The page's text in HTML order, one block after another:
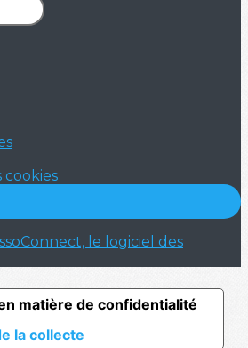
cookies
le logiciel des
la collecte
matière de confidentialité